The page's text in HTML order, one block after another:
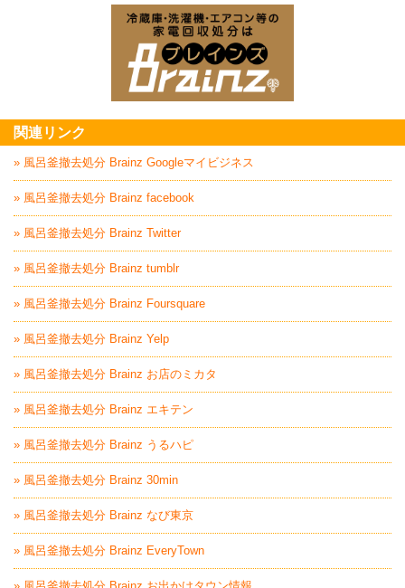
関連リンク
» 風呂釜撤去処分 Brainz Googleマイビジネス
» 風呂釜撤去処分 Brainz facebook
» 風呂釜撤去処分 Brainz Twitter
» 風呂釜撤去処分 Brainz tumblr
» 風呂釜撤去処分 Brainz Foursquare
» 風呂釜撤去処分 Brainz Yelp
» 風呂釜撤去処分 Brainz お店のミカタ
» 風呂釜撤去処分 Brainz エキテン
» 風呂釜撤去処分 Brainz うるハピ
» 風呂釜撤去処分 Brainz 30min
» 風呂釜撤去処分 Brainz なび東京
» 風呂釜撤去処分 Brainz EveryTown